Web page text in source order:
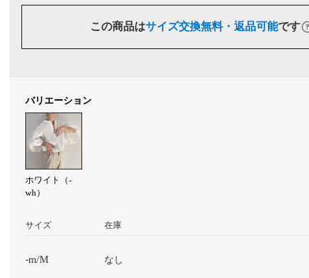
この商品はサイズ交換無料・返品可能です
バリエーション
ホワイト（-
wh）
サイズ 在庫
-m/M なし